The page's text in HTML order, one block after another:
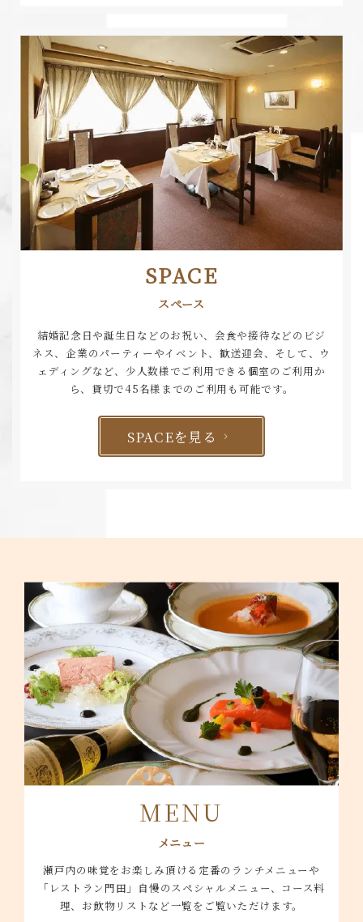
SPACE
スペース
結婚記念日や誕生日などのお祝い、会食や接待などのビジ
ネス、企業のパーティーやイベント、 歓送迎会、そして、ウ
ェディングなど、少人数様でご利用できる個室のご利用か
ら、貸切で45名様までのご利用も可能です。
SPACEを見る
MENU
メニュー
瀬戸内の味覚をお楽しみ頂ける定番のランチメニューや
「レストラン門田」自慢のスペシャルメニュー、コース料
理、お飲物リストなど一覧をご覧いただけます。